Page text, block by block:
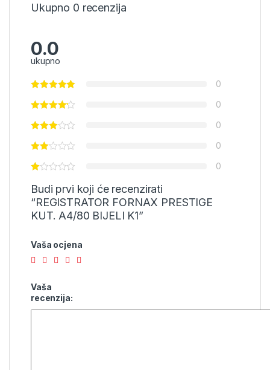
Ukupno 0 recenzija
0.0
ukupno
0
0
0
0
0
Budi prvi koji će recenzirati
“REGISTRATOR FORNAX PRESTIGE
KUT. A4/80 BIJELI K1”
Vaša ocjena
Vaša
recenzija: